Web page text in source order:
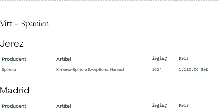
Vitt - Spanien
Jerez
Producent Artikel Årgång Pris
Spinola Ximenez-Spinola Exceptional Harvest 2024 1,110.00 Sek
Madrid
Producent Artikel Årgång Pris